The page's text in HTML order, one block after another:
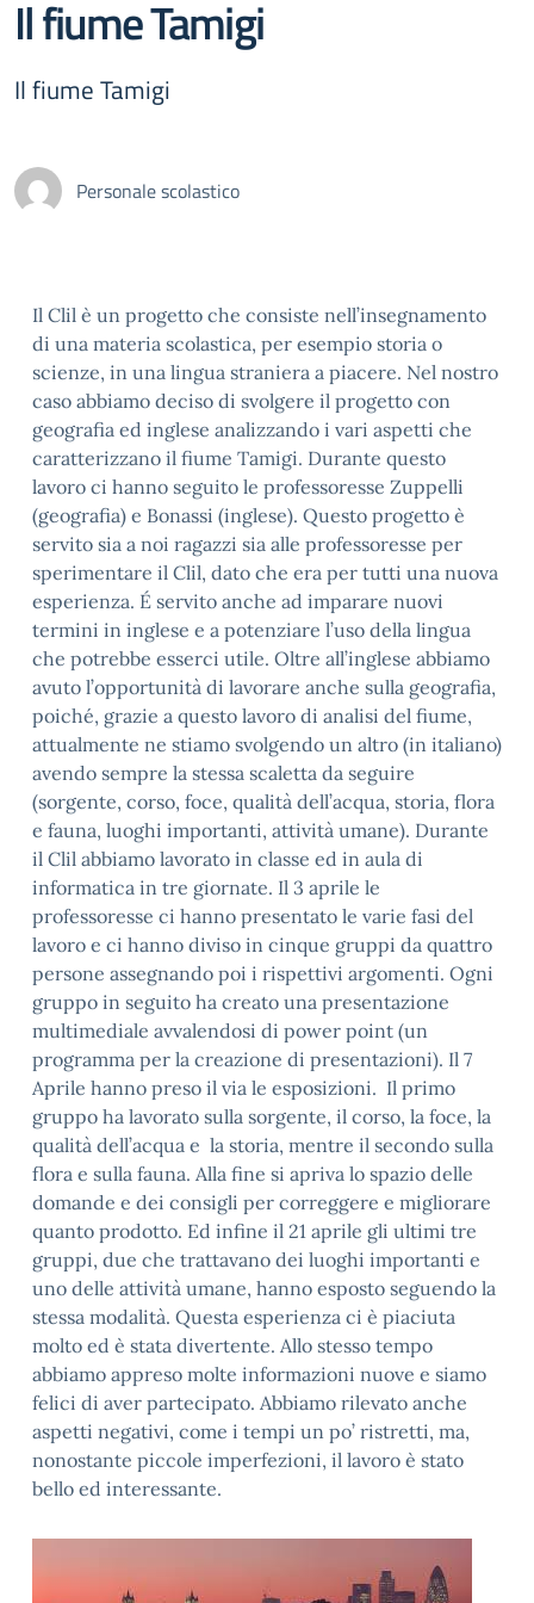
Il fiume Tamigi
Il fiume Tamigi
Personale scolastico
Il Clil è un progetto che consiste nell’insegnamento
di una materia scolastica, per esempio storia o
scienze, in una lingua straniera a piacere. Nel nostro
caso abbiamo deciso di svolgere il progetto con
geografia ed inglese analizzando i vari aspetti che
caratterizzano il fiume Tamigi. Durante questo
lavoro ci hanno seguito le professoresse Zuppelli
(geografia) e Bonassi (inglese). Questo progetto è
servito sia a noi ragazzi sia alle professoresse per
sperimentare il Clil, dato che era per tutti una nuova
esperienza. É servito anche ad imparare nuovi
termini in inglese e a potenziare l’uso della lingua
che potrebbe esserci utile. Oltre all’inglese abbiamo
avuto l’opportunità di lavorare anche sulla geografia,
poiché, grazie a questo lavoro di analisi del fiume,
attualmente ne stiamo svolgendo un altro (in italiano)
avendo sempre la stessa scaletta da seguire
(sorgente, corso, foce, qualità dell’acqua, storia, flora
e fauna, luoghi importanti, attività umane). Durante
il Clil abbiamo lavorato in classe ed in aula di
informatica in tre giornate. Il 3 aprile le
professoresse ci hanno presentato le varie fasi del
lavoro e ci hanno diviso in cinque gruppi da quattro
persone assegnando poi i rispettivi argomenti. Ogni
gruppo in seguito ha creato una presentazione
multimediale avvalendosi di power point (un
programma per la creazione di presentazioni). Il 7
Aprile hanno preso il via le esposizioni. Il primo
gruppo ha lavorato sulla sorgente, il corso, la foce, la
qualità dell’acqua e la storia, mentre il secondo sulla
flora e sulla fauna. Alla fine si apriva lo spazio delle
domande e dei consigli per correggere e migliorare
quanto prodotto. Ed infine il 21 aprile gli ultimi tre
gruppi, due che trattavano dei luoghi importanti e
uno delle attività umane, hanno esposto seguendo la
stessa modalità. Questa esperienza ci è piaciuta
molto ed è stata divertente. Allo stesso tempo
abbiamo appreso molte informazioni nuove e siamo
felici di aver partecipato. Abbiamo rilevato anche
aspetti negativi, come i tempi un po’ ristretti, ma,
nonostante piccole imperfezioni, il lavoro è stato
bello ed interessante.